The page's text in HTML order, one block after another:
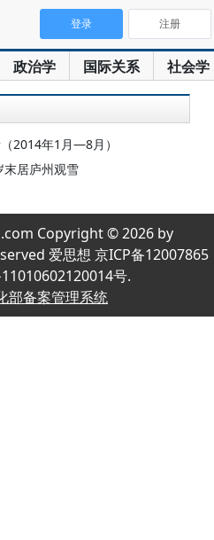
政治学 国际关系 社会学
登录 注册
2014年1月—8月）
末居庐州观雪
Copyright © 2026 by
爱思想 京ICP备12007865
号.
部备案管理系统